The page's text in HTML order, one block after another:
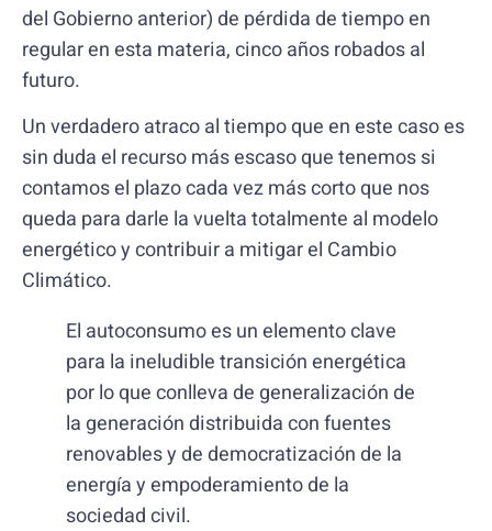
del Gobierno anterior) de pérdida de tiempo en
regular en esta materia, cinco años robados al
futuro.
Un verdadero atraco al tiempo que en este caso es
sin duda el recurso más escaso que tenemos si
contamos el plazo cada vez más corto que nos
queda para darle la vuelta totalmente al modelo
energético y contribuir a mitigar el Cambio
Climático.
El autoconsumo es un elemento clave
para la ineludible transición energética
por lo que conlleva de generalización de
la generación distribuida con fuentes
renovables y de democratización de la
energía y empoderamiento de la
sociedad civil.